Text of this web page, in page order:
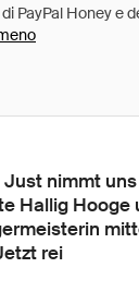
nimmt
Hallig Hooge
rei